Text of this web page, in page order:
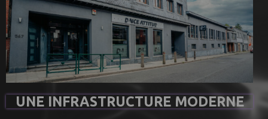
UNE INFRASTRUCTURE MODERNE